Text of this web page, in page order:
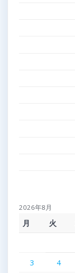
2026年8月
月 火
3
4